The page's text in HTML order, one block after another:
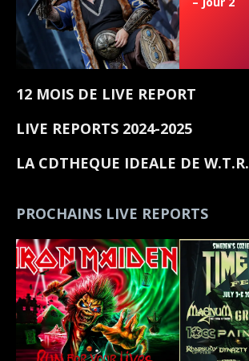
12 MOIS DE LIVE REPORT
LIVE REPORTS 2024-2025
LA CDTHEQUE IDEALE DE W.T.R.
PROCHAINS LIVE REPORTS